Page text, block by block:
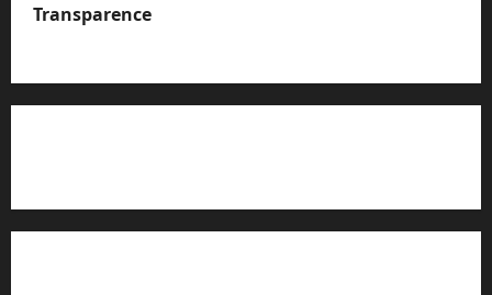
Transparence